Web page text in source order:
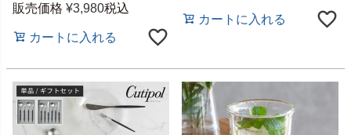
販売価格 ¥3,980税込
カートに入れる
カートに入れる